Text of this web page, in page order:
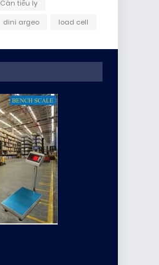
Cân tiểu ly
dini argeo load cell